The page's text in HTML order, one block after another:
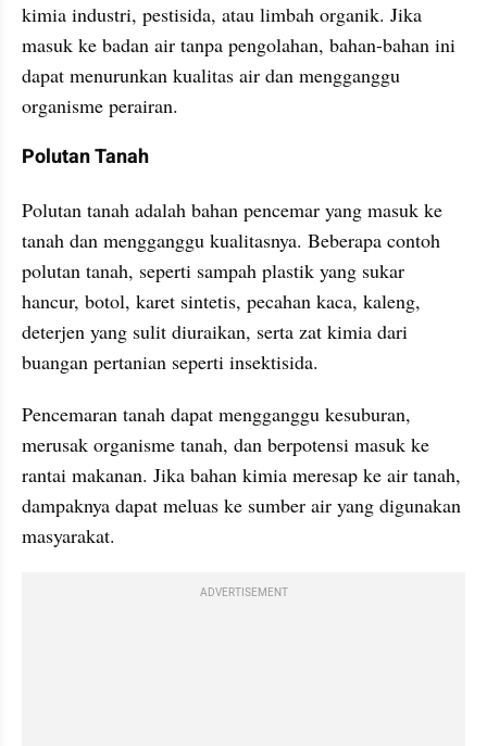
kimia industri, pestisida, atau limbah organik. Jika
masuk ke badan air tanpa pengolahan, bahan-bahan ini
dapat menurunkan kualitas air dan mengganggu
organisme perairan.
Polutan Tanah
Polutan tanah adalah bahan pencemar yang masuk ke
tanah dan mengganggu kualitasnya. Beberapa contoh
polutan tanah, seperti sampah plastik yang sukar
hancur, botol, karet sintetis, pecahan kaca, kaleng,
deterjen yang sulit diuraikan, serta zat kimia dari
buangan pertanian seperti insektisida.
Pencemaran tanah dapat mengganggu kesuburan,
merusak organisme tanah, dan berpotensi masuk ke
rantai makanan. Jika bahan kimia meresap ke air tanah,
dampaknya dapat meluas ke sumber air yang digunakan
masyarakat.
ADVERTISEMENT